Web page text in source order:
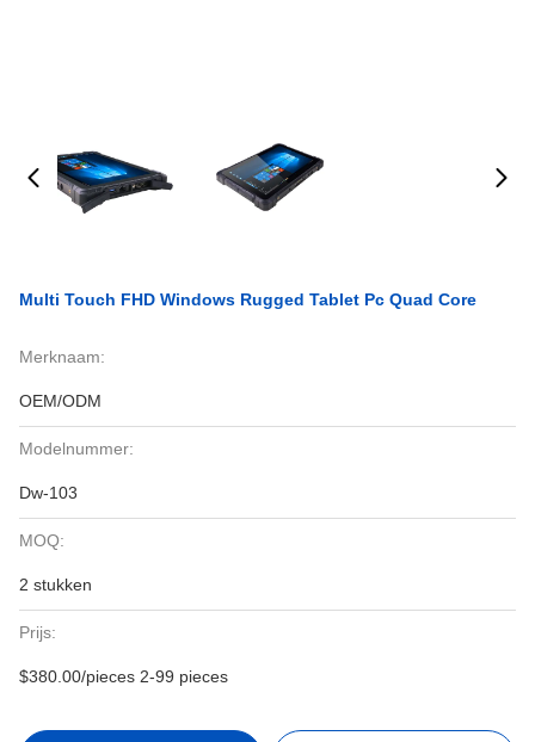
Multi Touch FHD Windows Rugged Tablet Pc Quad Core
Merknaam:
OEM/ODM
Modelnummer:
Dw-103
MOQ:
2 stukken
Prijs:
$380.00/pieces 2-99 pieces